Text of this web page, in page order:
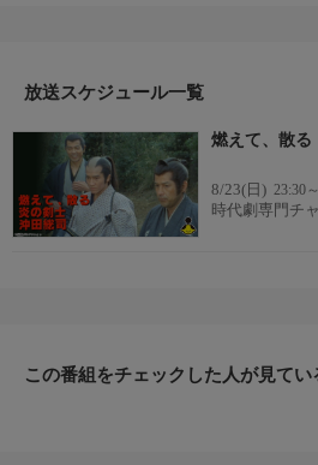
ケンカ慣れしていなかった沖田は強盗
放送スケジュール一覧
燃えて、散
8/23(日) 23:30
時代劇専門チ
この番組をチェックした人が見てい